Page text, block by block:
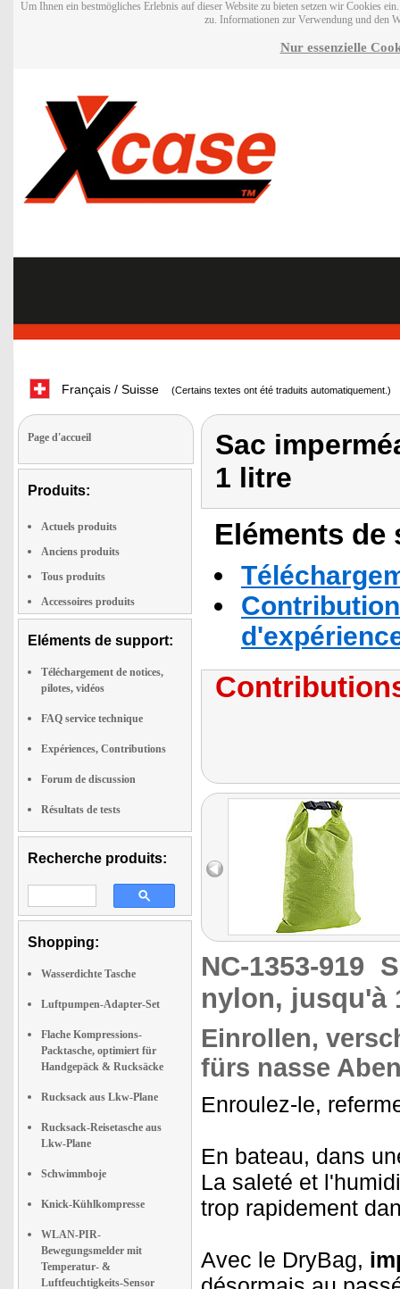
Um Ihnen ein bestmögliches Erlebnis auf dieser Website zu bieten setzen wir Cookies
zu. Informationen zur Verwendung und den
Nur essenzielle
Français / Suisse (Certains textes ont été traduits automatiquement.)
Page d'accueil
Produits:
Actuels produits
Anciens produits
Tous produits
Accessoires produits
Eléments de support:
Téléchargement de notices,
pilotes, vidéos
FAQ service technique
Expériences, Contributions
Forum de discussion
Résultats de tests
Recherche produits:
Shopping:
Wasserdichte Tasche
Luftpumpen-Adapter-Set
Flache Kompressions-
Packtasche, optimiert für
Handgepäck & Rucksäcke
Rucksack aus Lkw-Plane
Rucksack-Reisetasche aus
Lkw-Plane
Schwimmboje
Knick-Kühlkompresse
WLAN-PIR-
Bewegungsmelder mit
Temperatur- &
Luftfeuchtigkeits-Sensor
Sac
1 litre
Eléments
NC-1353-919
nylon, jusqu'à
Einrollen,
fürs nasse
Enroulez-le,
En bateau, dans
La saleté et
trop rapidement
Avec le DryBag,